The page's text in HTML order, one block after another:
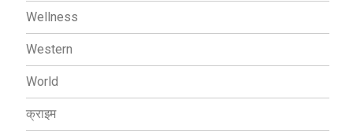
Wellness
Western
World
क्राइम